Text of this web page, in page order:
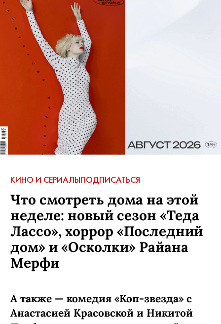
КИНО И СЕРИАЛЫПОДПИСАТЬСЯ
Что смотреть дома на этой
неделе: новый сезон «Теда
Лассо», хоррор «Последний
дом» и «Осколки» Райана
Мерфи
А также — комедия «Коп-звезда» с
Анастасией Красовской и Никитой